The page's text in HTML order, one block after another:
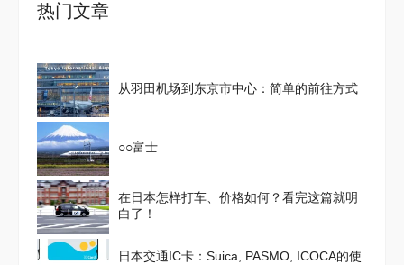
热门文章
从羽田机场到东京市中心：简单的前往方式
○○富士
在日本怎样打车、价格如何？看完这篇就明
白了！
日本交通IC卡：Suica, PASMO, ICOCA的使